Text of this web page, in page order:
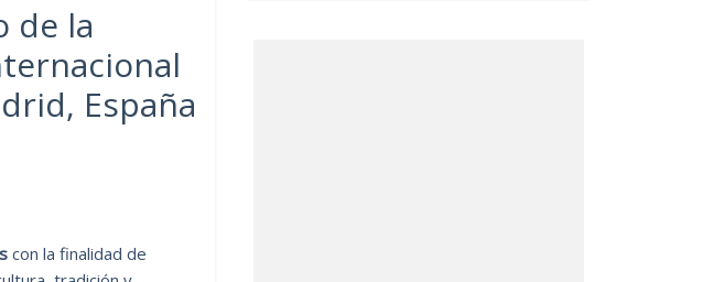
de la
España
con la finalidad de